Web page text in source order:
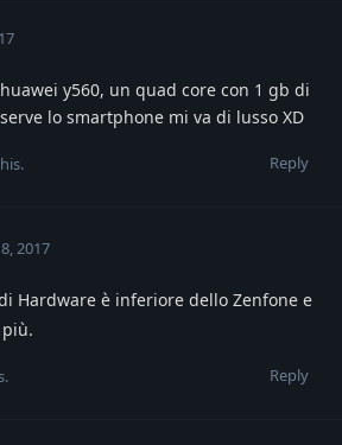
y560, un quad core con 1 gb di
lo smartphone mi va di lusso XD
Reply
.
2017
Hardware è inferiore dello Zenfone e
Reply